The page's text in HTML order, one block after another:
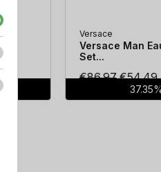
Versace
Versace Man
Set...
€86.97
prijs
€54.49